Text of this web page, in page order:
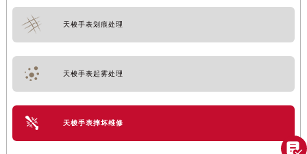
天梭手表划痕处理
天梭手表起雾处理
天梭手表摔坏维修
